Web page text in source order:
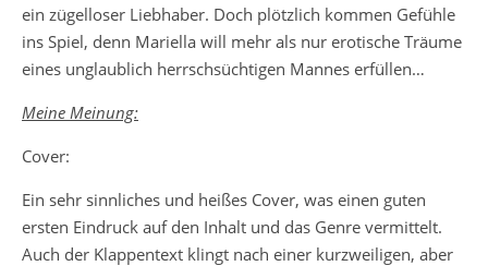
ein zügelloser Liebhaber. Doch plötzlich kommen Gefühle
ins Spiel, denn Mariella will mehr als nur erotische Träume
eines unglaublich herrschsüchtigen Mannes erfüllen…
Meine Meinung:
Cover:
Ein sehr sinnliches und heißes Cover, was einen guten
ersten Eindruck auf den Inhalt und das Genre vermittelt.
Auch der Klappentext klingt nach einer kurzweiligen, aber